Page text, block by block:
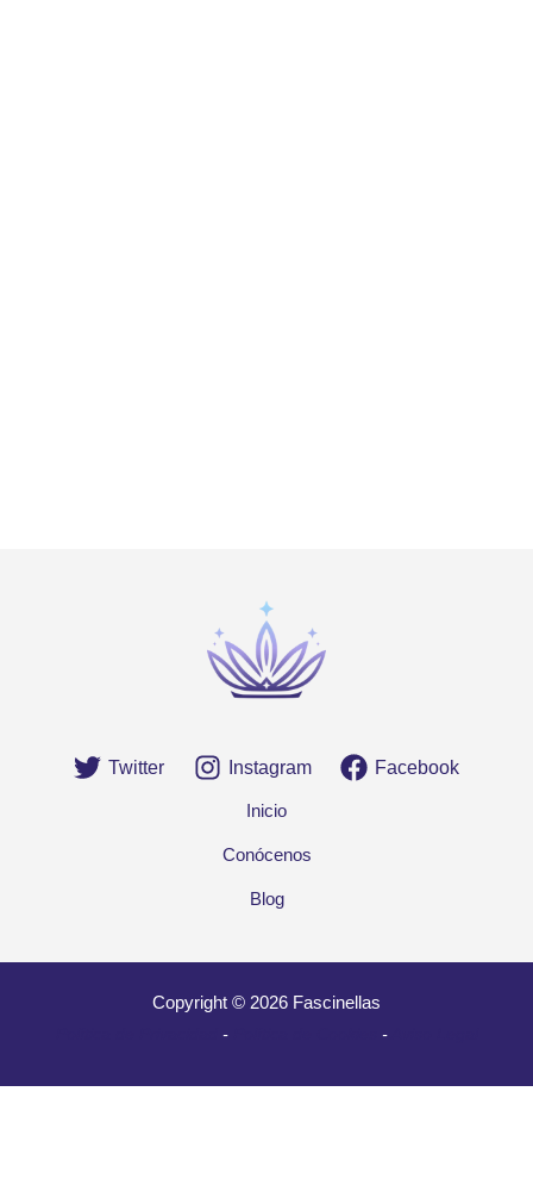
Twitter Instagram Facebook
Inicio
Conócenos
Blog
Copyright © 2026 Fascinellas
- -